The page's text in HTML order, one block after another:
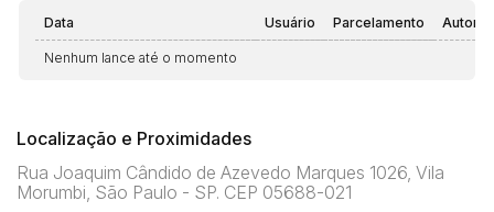
Data Usuário Parcelamento
Nenhum lance até o momento
Localização e Proximidades
Rua Joaquim Cândido de Azevedo Marques 1026, Vila
Morumbi, São Paulo - SP. CEP 05688-021